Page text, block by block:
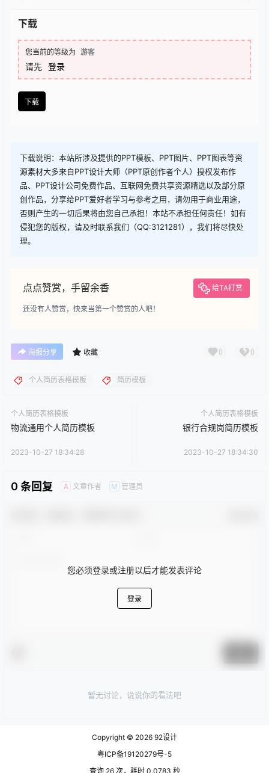
下载
您当前的等级为 游客
请先 登录
下载
下载说明：本站所涉及提供的PPT模板、PPT图片、PPT图表等资
源素材大多来自PPT设计大师（PPT原创作者个人）授权发布作
品、PPT设计公司免费作品、互联网免费共享资源精选以及部分原
创作品，分享给PPT爱好者学习与参考之用，请勿用于商业用途，
否则产生的一切后果将由您自己承担！本站不承担任何责任！如有
侵犯您的版权，请及时联系我们（QQ:3121281），我们将尽快处
理。
点点赞赏，手留余香 给TA打赏
还没有人赞赏，快来当第一个赞赏的人吧！
海报分享 收藏 0 0
个人简历表格模板 简历模板
个人简历表格模板
物流通用个人简历模板
2023-10-27 18:34:28
个人简历表格模板
银行合规岗简历模板
2023-10-27 18:34:30
0 条回复 A 文章作者 M 管理员
您必须登录或注册以后才能发表评论
登录
暂无讨论，说说你的看法吧
Copyright © 2026 92设计
粤ICP备19120279号-5
查询 26 次，耗时 0.0783 秒